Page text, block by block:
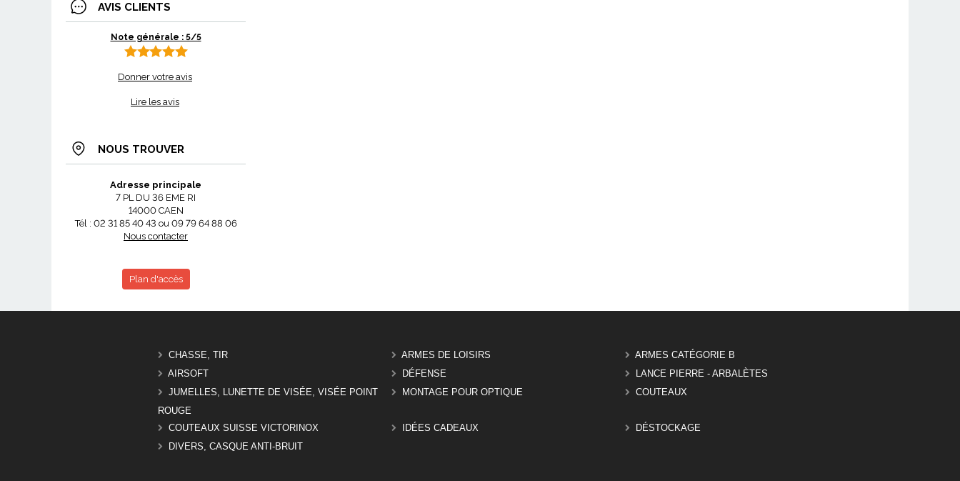
AVIS CLIENTS
Note générale : 5/5
Donner votre avis
Lire les avis
NOUS TROUVER
Adresse principale
7 PL DU 36 EME RI
14000 CAEN
Tél : 02 31 85 40 43 ou 09 79 64 88 06
Nous contacter
Plan d'accès
CHASSE, TIR ARMES DE LOISIRS
ARMES CATÉGORIE B
AIRSOFT
DÉFENSE
LANCE PIERRE - ARBALÈTES
JUMELLES, LUNETTE DE VISÉE, VISÉE POINT
ROUGE
MONTAGE POUR OPTIQUE COUTEAUX
COUTEAUX SUISSE VICTORINOX IDÉES CADEAUX
DÉSTOCKAGE
DIVERS, CASQUE ANTI-BRUIT